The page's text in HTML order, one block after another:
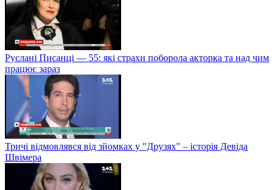
Руслані Писанці — 55: які страхи поборола акторка та над чим
працює зараз
Тричі відмовлявся від зйомках у "Друзях" – історія Девіда
Швімера